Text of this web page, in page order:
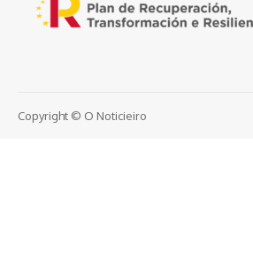
Copyright © O Noticieiro